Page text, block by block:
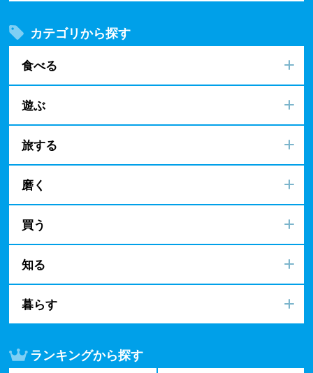
カテゴリから探す
食べる
遊ぶ
旅する
磨く
買う
知る
暮らす
ランキングから探す